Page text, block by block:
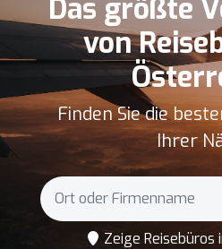
Das größte
von
Finden Sie die
Ihrer
Zeige Reisebüros